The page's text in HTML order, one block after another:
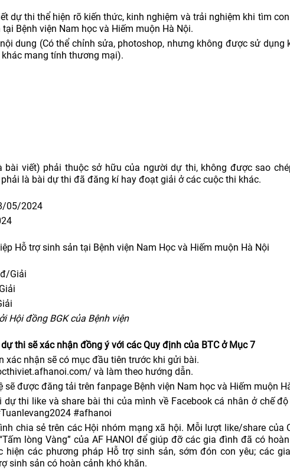
dự thi thể hiện rõ kiến thức, kinh nghiệm và trải nghiệm khi tìm
Bệnh viện Nam học và Hiếm muộn Hà Nội.
dung (Có thể chỉnh sửa, photoshop, nhưng không được sử dụng
mang tính thương mại).
bài viết) phải thuộc sở hữu của người dự thi, không được sao
là bài dự thi đã đăng kí hay đoạt giải ở các cuộc thi khác.
05/2024
Hỗ trợ sinh sản tại Bệnh viện Nam Học và Hiếm muộn Hà Nội
Giải
Hội đồng BGK của Bệnh viện
thi sẽ xác nhận đồng ý với các Quy định của BTC ở Mục 7
xác nhận sẽ có mục đầu tiên trước khi gửi bài.
và làm theo hướng dẫn.
sẽ được đăng tải trên fanpage Bệnh viện Nam học và Hiếm muộn
dự thi like và share bài thi của mình về Facebook cá nhân ở chế độ
#afhanoi
chia sẻ trên các Hội nhóm mạng xã hội. Mỗi lượt like/share của
lòng Vàng” của AF HANOI để giúp đỡ các gia đình đã có
hiện các phương pháp Hỗ trợ sinh sản, sớm đón con yêu; các
sinh sản có hoàn cảnh khó khăn.